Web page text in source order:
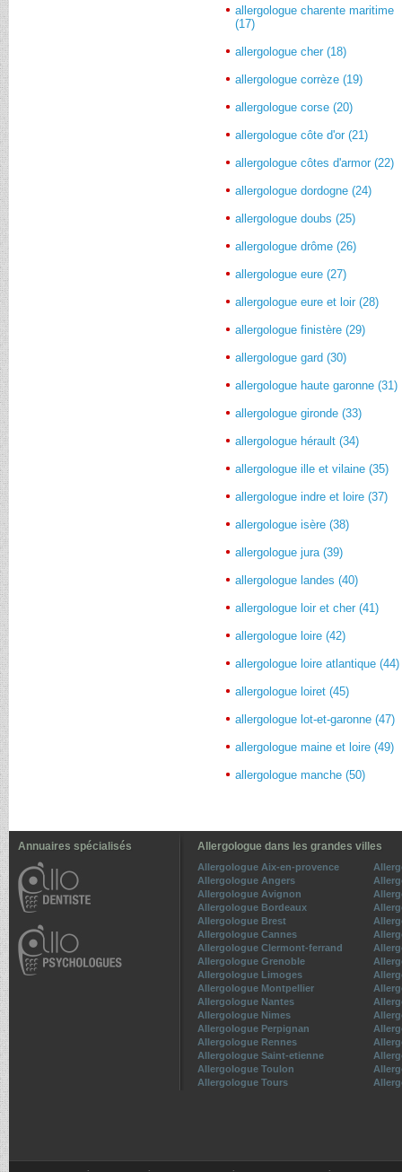
allergologue charente maritime
(17)
allergologue cher (18)
allergologue corrèze (19)
allergologue corse (20)
allergologue côte d'or (21)
allergologue côtes d'armor (22)
allergologue dordogne (24)
allergologue doubs (25)
allergologue drôme (26)
allergologue eure (27)
allergologue eure et loir (28)
allergologue finistère (29)
allergologue gard (30)
allergologue haute garonne (31)
allergologue gironde (33)
allergologue hérault (34)
allergologue ille et vilaine (35)
allergologue indre et loire (37)
allergologue isère (38)
allergologue jura (39)
allergologue landes (40)
allergologue loir et cher (41)
allergologue loire (42)
allergologue loire atlantique (44)
allergologue loiret (45)
allergologue lot-et-garonne (47)
allergologue maine et loire (49)
allergologue manche (50)
Annuaires spécialisés Allergologue dans les grandes villes
Allergologue Aix-en-provence
Allergologue Angers
Allergologue Avignon
Allergologue Bordeaux
Allergologue Brest
Allergologue Cannes
Allergologue Clermont-ferrand
Allergologue Grenoble
Allergologue Limoges
Allergologue Montpellier
Allergologue Nantes
Allergologue Nimes
Allergologue Perpignan
Allergologue Rennes
Allergologue Saint-etienne
Allergologue Toulon
Allergologue Tours